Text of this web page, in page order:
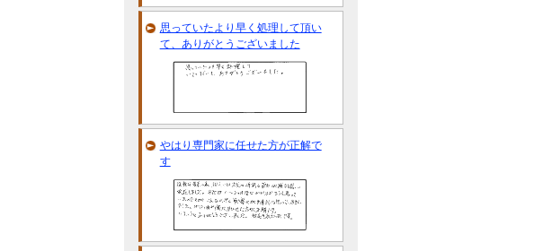
思っていたより早く処理して頂い
て、ありがとうございました
やはり専門家に任せた方が正解で
す